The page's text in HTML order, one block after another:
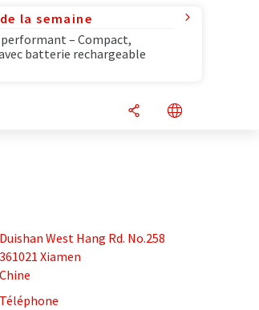
la semaine
– Compact,
batterie rechargeable
Duishan West Hang Rd. No.258
361021 Xiamen
Chine
Téléphone